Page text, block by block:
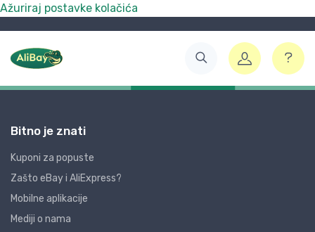
Ažuriraj postavke kolačića
Bitno je znati
Kuponi za popuste
Zašto eBay i AliExpress?
Mobilne aplikacije
Mediji o nama